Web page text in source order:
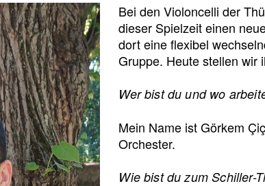
Bei den Violoncelli der
dieser Spielzeit einen
dort eine flexibel
Gruppe. Heute stellen wir
Wer bist du und wo
Mein Name ist Görkem
Orchester.
Wie bist du zum Schiller-